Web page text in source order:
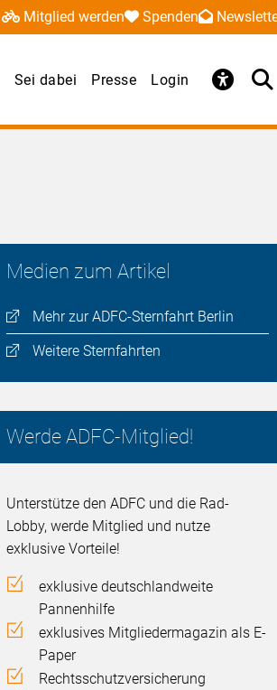
Mitglied werden Spenden
Sei dabei Presse Login
Medien zum Artikel
Mehr zur ADFC-Sternfahrt Berlin
Weitere Sternfahrten
Werde ADFC-Mitglied!
Unterstütze den ADFC und die Rad-
Lobby, werde Mitglied und nutze
exklusive Vorteile!
exklusive deutschlandweite
Pannenhilfe
exklusives Mitgliedermagazin als E-
Paper
Rechtsschutzversicherung